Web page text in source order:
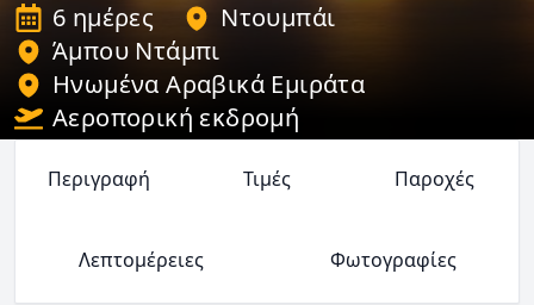
6 ημέρες
Ντουμπάι
Άμπου Ντάμπι
Ηνωμένα Αραβικά Εμιράτα
Αεροπορική εκδρομή
Περιγραφή Τιμές Παροχές
Λεπτομέρειες Φωτογραφίες